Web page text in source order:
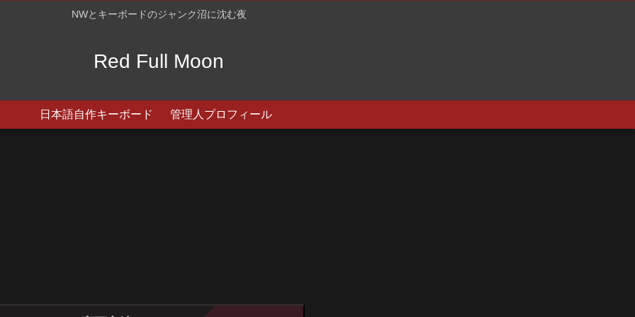
NWとキーボードのジャンク沼に沈む夜
Red Full Moon
日本語自作キーボード 管理人プロフィール